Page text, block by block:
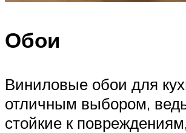
Обои
Виниловые обои для
отличным выбором,
стойкие к